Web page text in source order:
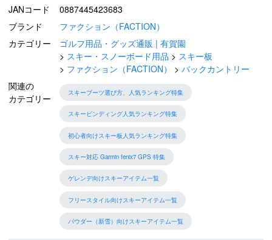
JANコード
0887445423683
ブランド
ファクション（FACTION）
カテゴリー
ゴルフ用品・グッズ通販 | 有賀園
スキー・スノーボード用品
スキー板
ファクション（FACTION）
バックカントリー
関連の
カテゴリー
スキーブーツ選び方、人気ランキング特集
スキービンディング人気ランキング特集
初心者向けスキー板人気ランキング特集
スキー対応 Garmin fenix7 GPS 特集
ゲレンデ向けスキーアイテム一覧
フリースタイル向けスキーアイテム一覧
パウダー（新雪）向けスキーアイテム一覧